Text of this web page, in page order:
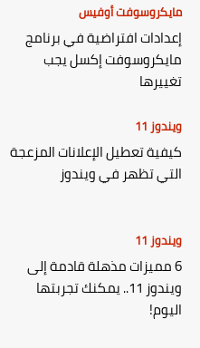
مايكروسوفت أوفيس
إعدادات افتراضية في برنامج
مايكروسوفت إكسل يجب
تغييرها
ويندوز 11
كيفية تعطيل الإعلانات المزعجة
التي تظهر في ويندوز
ويندوز 11
6 مميزات مذهلة قادمة إلى
ويندوز 11.. يمكنك تجربتها
اليوم!